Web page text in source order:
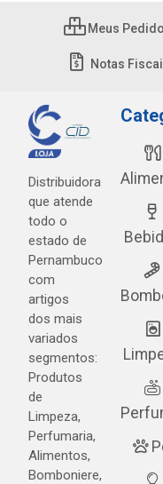
Meus
Notas
Distribuidora
que atende
todo o
estado de
Pernambuco
com
artigos
dos mais
variados
segmentos:
Produtos
de
Limpeza,
Perfumaria,
Alimentos,
Bomboniere,